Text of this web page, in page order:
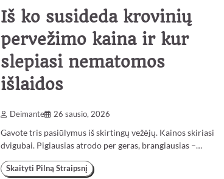
Iš ko susideda krovinių
pervežimo kaina ir kur
slepiasi nematomos
išlaidos
Deimante 26 sausio, 2026
Gavote tris pasiūlymus iš skirtingų vežėjų. Kainos skiriasi
dvigubai. Pigiausias atrodo per geras, brangiausias –…
Skaityti Pilną Straipsnį